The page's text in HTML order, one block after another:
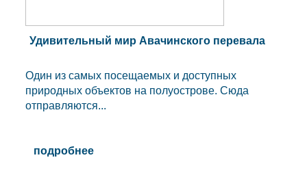
Удивительный мир Авачинского перевала
Один из самых посещаемых и доступных
природных объектов на полуострове. Сюда
отправляются...
подробнее